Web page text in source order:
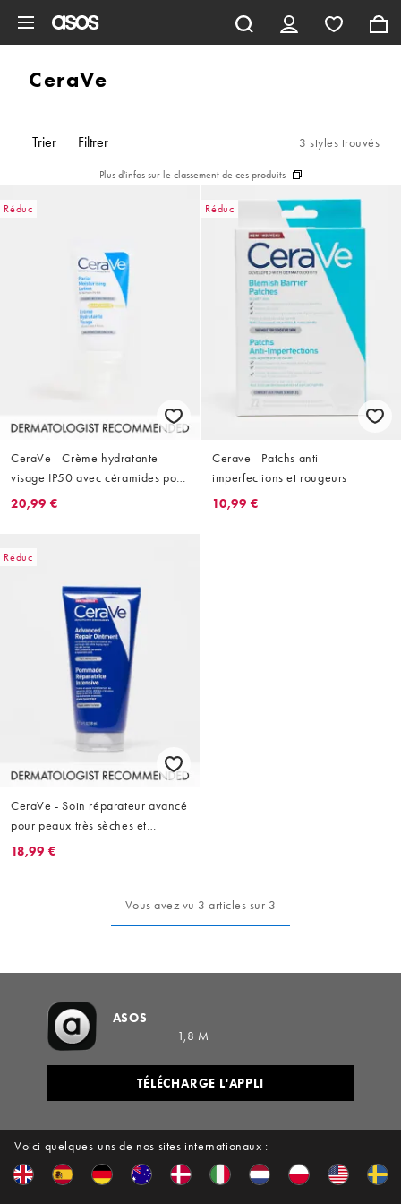
CeraVe
Trier Filtrer 3 styles trouvés
Plus d'infos sur le classement de ces produits
Réduc
CeraVe - Crème hydratante
visage IP50 avec céramides pour
peaux normales à sèches - 52 ml
20,99 €
Réduc
Cerave - Patchs anti-
imperfections et rougeurs
10,99 €
Réduc
CeraVe - Soin réparateur avancé
pour peaux très sèches et
gercées - 88 ml
18,99 €
Vous avez vu 3 articles sur 3
Voici quelques-uns de nos sites internationaux :
ASOS
1,8 M
TÉLÉCHARGE L'APPLI